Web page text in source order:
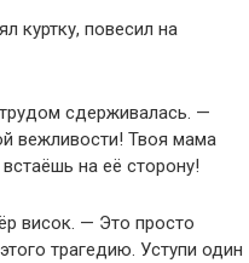
куртку, повесил на
сдерживалась. —
вежливости! Твоя мама
на её сторону!
висок. — Это просто
трагедию. Уступи один